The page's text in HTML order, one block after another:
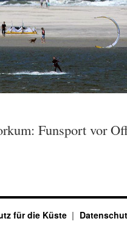
Funsport vor
für die Küste